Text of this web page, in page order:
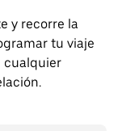
y recorre la
tu viaje
cualquier